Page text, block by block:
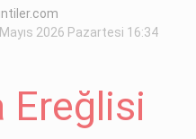
Mayıs 2026 Pazartesi 16:34
Ereğlisi